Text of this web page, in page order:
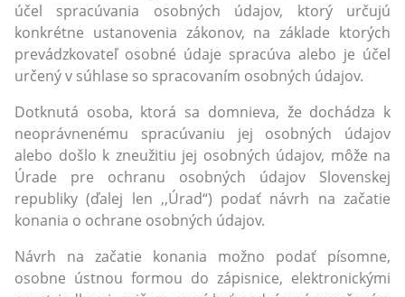
účel spracúvania osobných údajov, ktorý určujú
konkrétne ustanovenia zákonov, na základe ktorých
prevádzkovateľ osobné údaje spracúva alebo je účel
určený v súhlase so spracovaním osobných údajov.
Dotknutá osoba, ktorá sa domnieva, že dochádza k
neoprávnenému spracúvaniu jej osobných údajov
alebo došlo k zneužitiu jej osobných údajov, môže na
Úrade pre ochranu osobných údajov Slovenskej
republiky (ďalej len ,,Úrad“) podať návrh na začatie
konania o ochrane osobných údajov.
Návrh na začatie konania možno podať písomne,
osobne ústnou formou do zápisnice, elektronickými